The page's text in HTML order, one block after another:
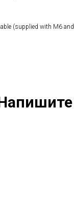
(supplied with M6 and